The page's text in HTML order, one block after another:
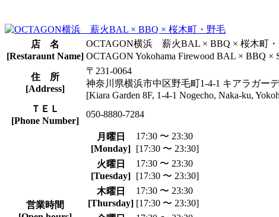
店 名
[Restaraunt Name]
OCTAGON横浜 薪火BAL × BBQ × 桜木町
OCTAGON Yokohama Firewood BAL × BBQ ×
住 所
[Address]
〒231-0064
神奈川県横浜市中区野毛町1-4-1 キアラガー
[Kiara Garden 8F, 1-4-1 Nogecho, Naka-ku,
ＴＥＬ
[Phone Number]
050-8880-7284
営業時間
月曜日
[Monday]
17:30 〜 23:30
[17:30 〜 23:30]
火曜日
[Tuesday]
17:30 〜 23:30
[17:30 〜 23:30]
木曜日
[Thursday]
17:30 〜 23:30
[17:30 〜 23:30]